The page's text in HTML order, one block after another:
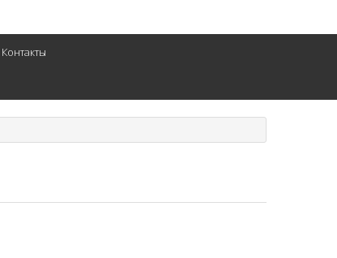
Контакты